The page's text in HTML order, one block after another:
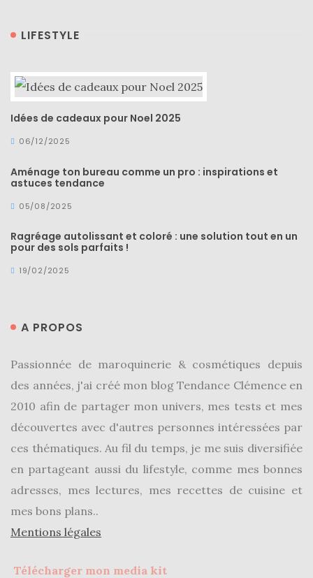
LIFESTYLE
Idées de cadeaux pour Noel 2025
06/12/2025
Aménage ton bureau comme un pro : inspirations et
astuces tendance
05/08/2025
Ragréage autolissant et coloré : une solution tout en un
pour des sols parfaits !
19/02/2025
A PROPOS
Passionnée de maroquinerie & cosmétiques depuis
des années, j'ai créé mon blog Tendance Clémence en
2010 afin de partager mon univers, mes tests et mes
découvertes avec d'autres personnes intéressées par
ces thématiques. Au fil du temps, je me suis diversifiée
en partageant aussi du lifestyle, comme mes bonnes
adresses, mes lectures, mes recettes de cuisine et
mes bons plans..
Mentions légales
Télécharger mon media kit